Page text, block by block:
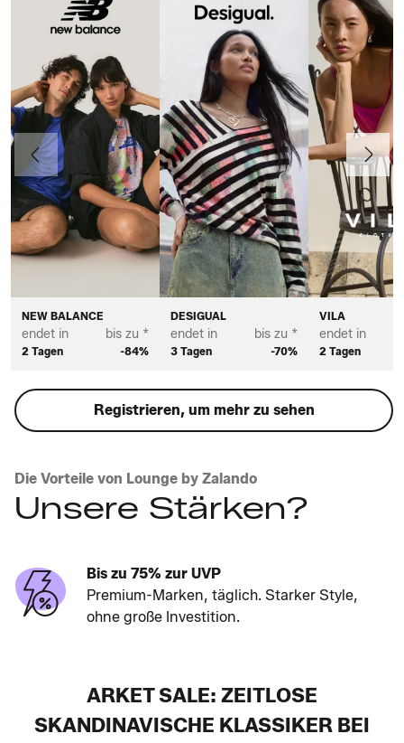
NEW BALANCE
endet in
2 Tagen
bis zu *
-84%
DESIGUAL
endet in
3 Tagen
bis zu *
-70%
VILA
endet in
2 Tagen
Vorherige Weiter
Registrieren, um mehr zu sehen
Die Vorteile von Lounge by Zalando
Unsere Stärken?
Bis zu 75% zur UVP
Premium-Marken, täglich. Starker Style,
ohne große Investition.
ARKET SALE: ZEITLOSE
SKANDINAVISCHE KLASSIKER BEI